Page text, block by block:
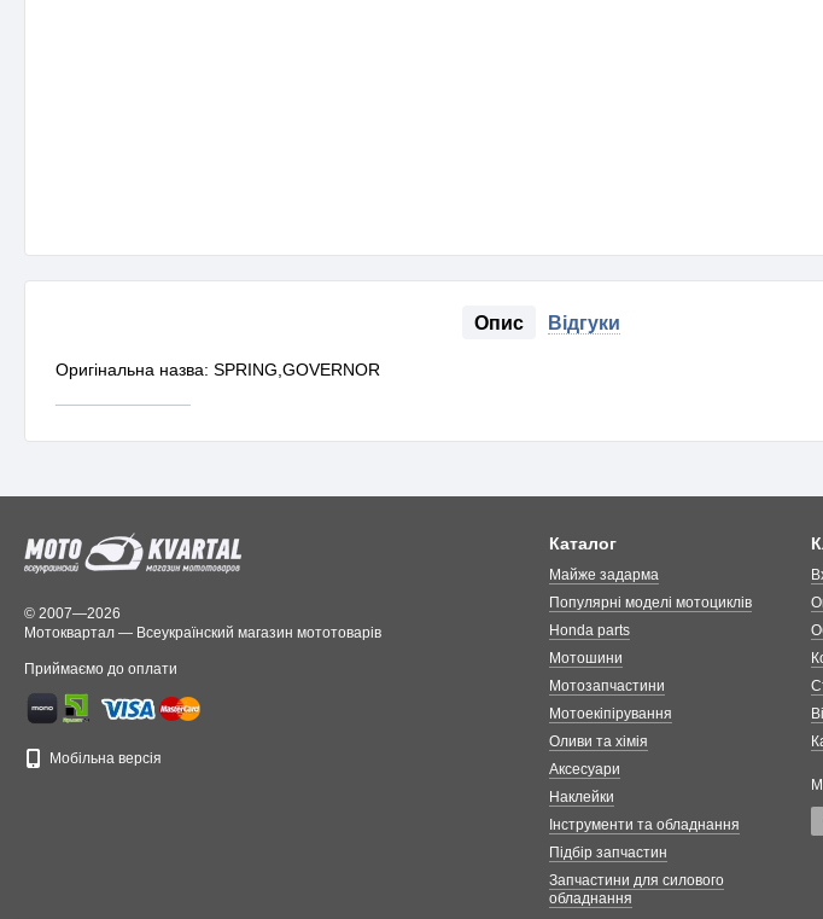
Опис Відгуки
Оригінальна назва: SPRING,GOVERNOR
© 2007—2026
Мотоквартал — Всеукраїнский магазин мототоварів
Приймаємо до оплати
Мобільна версія
Каталог
Майже задарма
Популярні моделі мотоциклів
Honda parts
Мотошини
Мотозапчастини
Мотоекіпірування
Оливи та хімія
Аксесуари
Наклейки
Інструменти та обладнання
Підбір запчастин
Запчастини для силового
обладнання